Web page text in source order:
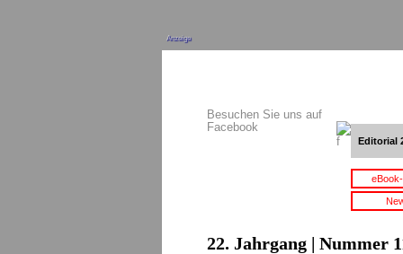
Anzeige
Besuchen Sie uns auf
Facebook
Editorial
22. Jahrgang | Nummer